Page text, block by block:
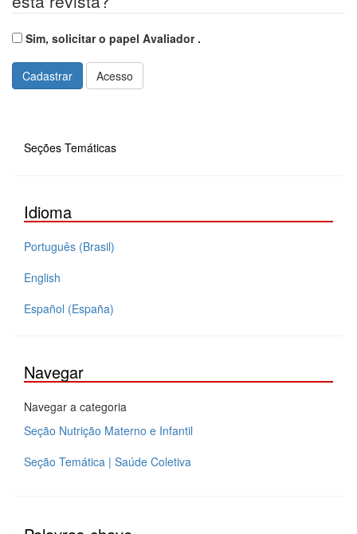
Sim, solicitar o papel Avaliador .
Cadastrar Acesso
01
Seções Temáticas
Idioma
Português (Brasil)
English
Español (España)
Navegar
Navegar a categoria
Seção Nutrição Materno e Infantil
Seção Temática | Saúde Coletiva